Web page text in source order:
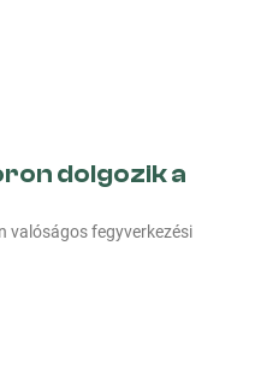
dolgozik a
valóságos fegyverkezési